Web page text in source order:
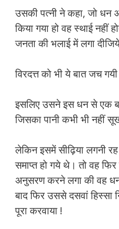
उसकी पत्नी ने कहा, जो धन
किया गया हो वह स्थाई नहीं
जनता की भलाई में लगा
विरदत्त को भी ये बात जच
इसलिए उसने इस धन से एक
जिसका पानी कभी भी नहीं
लेकिन इसमें सीढ़िया लगनी
समाप्त हो गये थे। तो वह
अनुसरण करने लगा की वह
बाद फिर उससे दसवां हिस्सा
पूरा करवाया !